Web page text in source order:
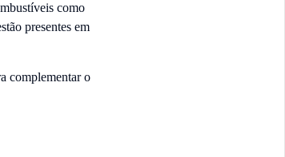
como
presentes em
complementar o